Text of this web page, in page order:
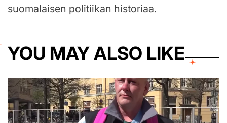
suomalaisen politiikan historiaa.
YOU MAY ALSO LIKE